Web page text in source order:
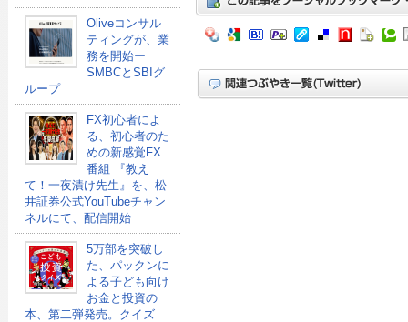
Oliveコンサル
ティングが、業
務を開始ー
SMBCとSBIグ
ループ
FX初心者によ
る、初心者のた
めの新感覚FX
番組 『教え
て！一夜漬け先生』を、松
井証券公式YouTubeチャン
ネルにて、配信開始
5万部を突破し
た、パックンに
よる子ども向け
お金と投資の
本、第二弾発売。クイズ